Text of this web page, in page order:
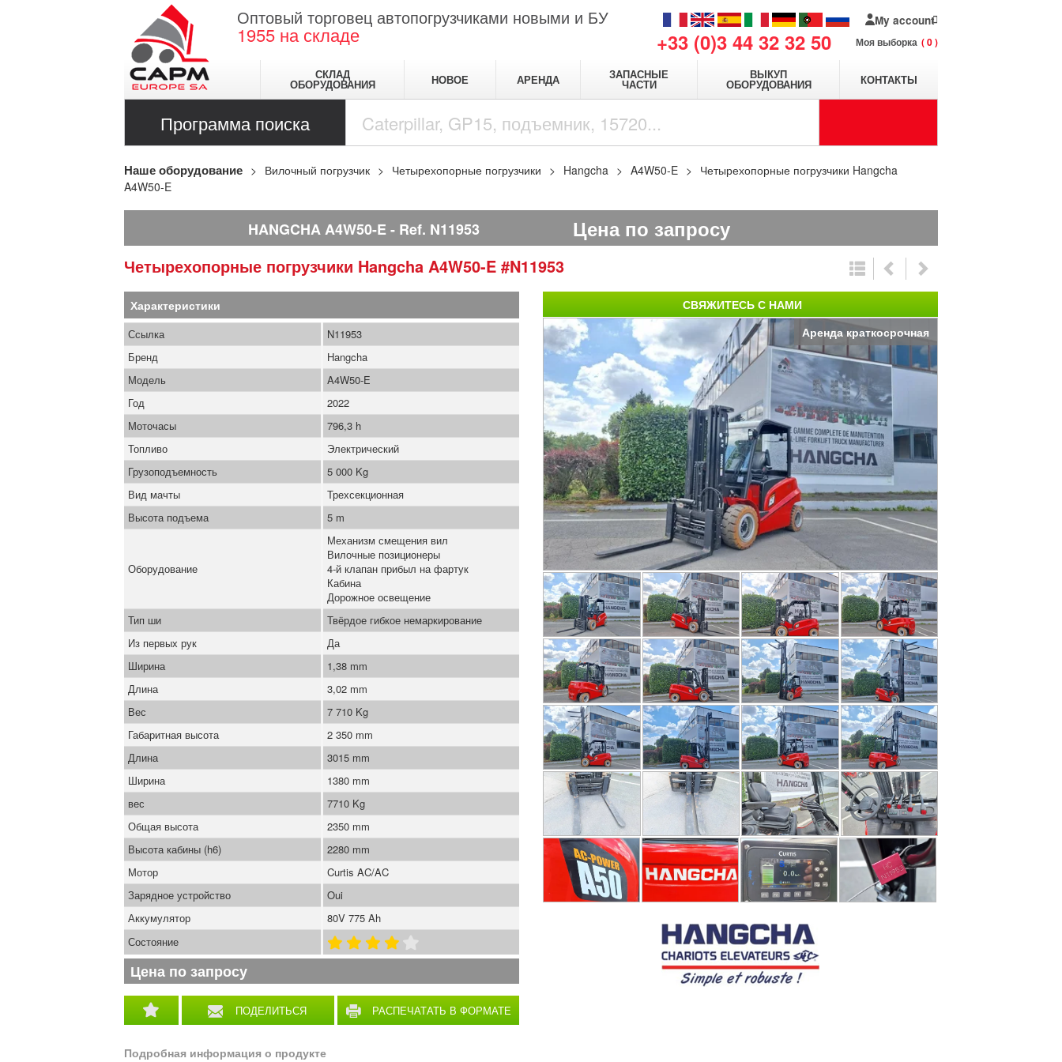
Оптовый торговец автопогрузчиками новыми и БУ
1955 на складе +33 (0)3 44 32 32 50
My account
Моя выборка 0
СКЛАД
ОБОРУДОВАНИЯ НОВОЕ АРЕНДА ЗАПАСНЫЕ
ЧАСТИ
ВЫКУП
ОБОРУДОВАНИЯ КОНТАКТЫ
Программа поиска
Наше оборудование Вилочный погрузчик Четырехопорные погрузчики Hangcha A4W50-E
Четырехопорные погрузчики Hangcha
A4W50-E
HANGCHA A4W50-E Ref. N11953 Цена по запросу
Четырехопорные погрузчики Hangcha A4W50-E #N11953
Аренда краткосрочная
Характеристики
ПОДЕЛИТЬСЯ
РАСПЕЧАТАТЬ В ФОРМАТЕ
Ссылка
N11953
Бренд
Hangcha
Модель
A4W50-E
Год
2022
Моточасы
796,3 h
Топливо
Электрический
Грузоподъемность
5 000 Kg
Вид мачты
Трехсекционная
Высота подъема
5 m
Оборудование
Механизм смещения вил
Вилочные позиционеры
4-й клапан прибыл на фартук
Кабина
Дорожное освещение
Тип ши
Твёрдое гибкое немаркирование
Из первых рук
Да
Ширина
1,38 mm
Длина
3,02 mm
Вес
7 710 Kg
Габаритная высота
2 350 mm
Длина
3015 mm
Ширина
1380 mm
вес
7710 Kg
Общая высота
2350 mm
Высота кабины (h6)
2280 mm
Мотор
Curtis AC/AC
Зарядное устройство
Oui
Аккумулятор
80V 775 Ah
Состояние
Цена по запросу
Подробная информация о продукте
СВЯЖИТЕСЬ С НАМИ